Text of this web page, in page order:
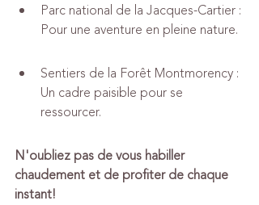
Parc national de la Jacques-Cartier :
Pour une aventure en pleine nature.
Sentiers de la Forêt Montmorency :
Un cadre paisible pour se
ressourcer.
N'oubliez pas de vous habiller
chaudement et de profiter de chaque
instant!